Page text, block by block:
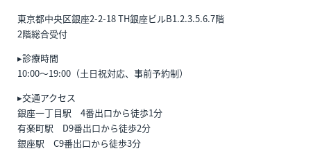
東京都中央区銀座2-2-18 TH銀座ビルB1.2.3.5.6.7階
2階総合受付
▸診療時間
10:00〜19:00（土日祝対応、事前予約制）
▸交通アクセス
銀座一丁目駅 4番出口から徒歩1分
有楽町駅 D9番出口から徒歩2分
銀座駅 C9番出口から徒歩3分